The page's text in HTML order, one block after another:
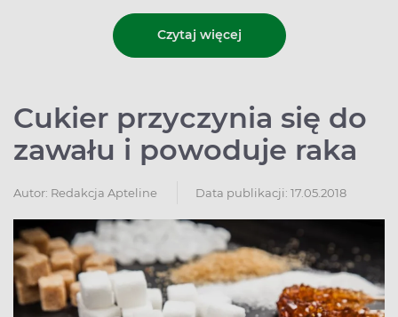
Czytaj więcej
Cukier przyczynia się do
zawału i powoduje raka
Autor: Redakcja Apteline Data publikacji: 17.05.2018